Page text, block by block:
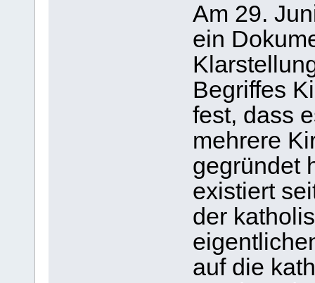
Am 29.
ein
Begriffes
fest, dass
mehrere
gegründet
existiert
der
auf die